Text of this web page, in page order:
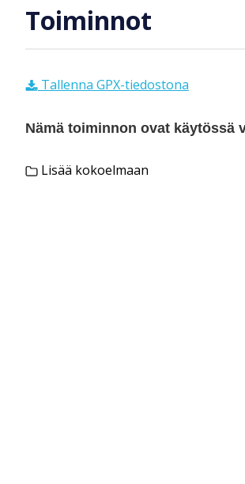
Toiminnot
Tallenna GPX-tiedostona
Nämä toiminnon ovat käytössä
Lisää kokoelmaan